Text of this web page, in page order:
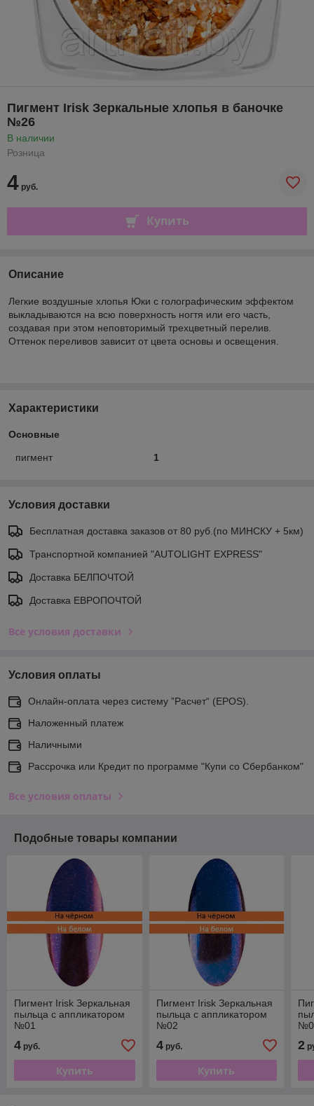
Пигмент Irisk Зеркальные хлопья в баночке
№26
В наличии
Розница
4 руб.
Купить
Описание
Легкие воздушные хлопья Юки с голографическим эффектом
выкладываются на всю поверхность ногтя или его часть,
создавая при этом неповторимый трехцветный перелив.
Оттенок переливов зависит от цвета основы и освещения.
Характеристики
Основные
пигмент 1
Условия доставки
Бесплатная доставка заказов от 80 руб.(по МИНСКУ + 5км)
Транспортной компанией "AUTOLIGHT EXPRESS"
Доставка БЕЛПОЧТОЙ
Доставка ЕВРОПОЧТОЙ
Все условия доставки
Условия оплаты
Онлайн-оплата через систему ”Расчет“ (EPOS).
Наложенный платеж
Наличными
Рассрочка или Кредит по программе "Купи со Сбербанком"
Все условия оплаты
Подобные товары компании
Пигмент Irisk Зеркальная
пыльца с аппликатором
№01
4 руб.
Купить
Пигмент Irisk Зеркальная
пыльца с аппликатором
№02
4руб.
Купить
2